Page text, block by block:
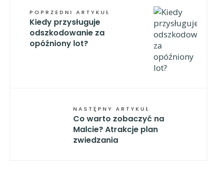
POPRZEDNI ARTYKUŁ
Kiedy przysługuje
odszkodowanie za
opóźniony lot?
NASTĘPNY ARTYKUŁ
Co warto zobaczyć na
Malcie? Atrakcje plan
zwiedzania